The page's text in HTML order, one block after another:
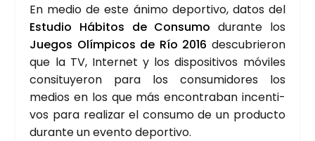
En medio de este áni­mo depor­ti­vo, datos del
Estu­dio Hábi­tos de Con­su­mo duran­te los
Jue­gos Olím­pi­cos de Río 2016 des­cu­brie­ron
que la TV, Inter­net y los dis­po­si­ti­vos móvi­les
con­si­tu­ye­ron para los con­su­mi­do­res los
medios en los que más encon­tra­ban incen­ti­
vos para rea­li­zar el con­su­mo de un pro­duc­to
duran­te un even­to depor­ti­vo.